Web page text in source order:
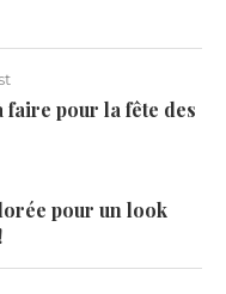
faire pour la fête des
pour un look